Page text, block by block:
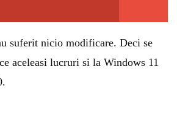
suferit nicio modificare. Deci se
aceleasi lucruri si la Windows 11